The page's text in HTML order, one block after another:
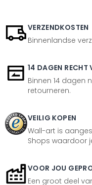
VERZENDKOSTEN
Binnenlandse
14 DAGEN RECHT
Binnen 14 dagen
retourneren.
VEILIG KOPEN
Wall-art is
Shops waardoor
VOOR JOU
Een groot deel